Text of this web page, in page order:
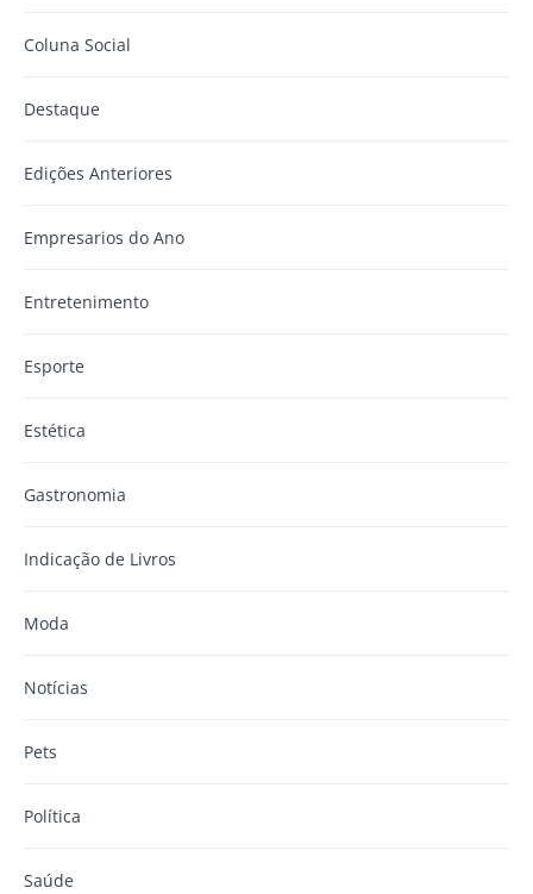
Coluna Social
Destaque
Edições Anteriores
Empresarios do Ano
Entretenimento
Esporte
Estética
Gastronomia
Indicação de Livros
Moda
Notícias
Pets
Política
Saúde